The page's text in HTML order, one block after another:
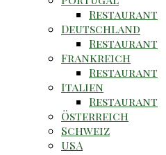
Restaurant
Deutschland
Restaurant
Frankreich
Restaurant
Italien
Restaurant
Österreich
Schweiz
USA